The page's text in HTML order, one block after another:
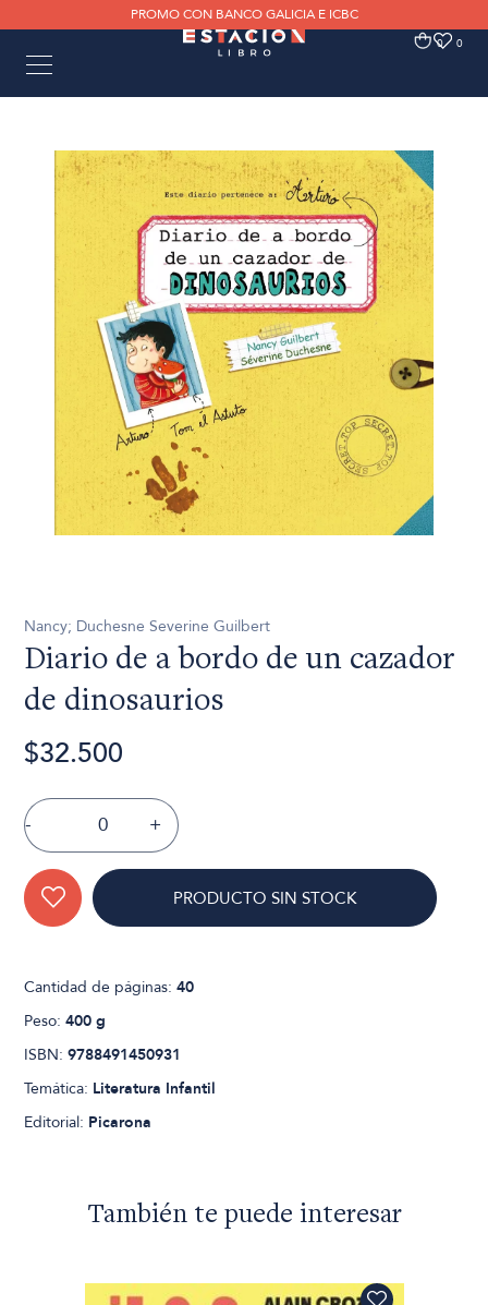
PROMO CON BANCO GALICIA E ICBC
0 0
Nancy; Duchesne Severine Guilbert
Diario de a bordo de un cazador
de dinosaurios
$32.500
- +
PRODUCTO SIN STOCK
Cantidad de páginas:40
Peso:400 g
ISBN:9788491450931
Temática: Literatura Infantil
Editorial: Picarona
También te puede interesar